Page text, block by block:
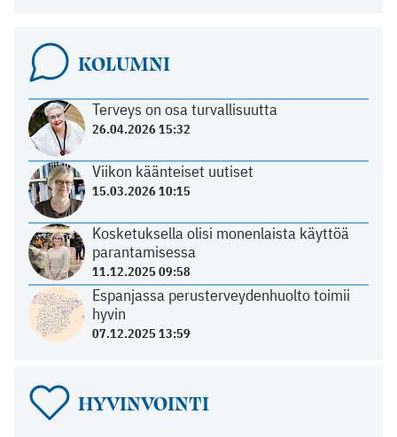
KOLUMNI
Terveys on osa turvallisuutta
26.04.2026 15:32
Viikon käänteiset uutiset
15.03.2026 10:15
Kosketuksella olisi monenlaista käyttöä
parantamisessa
11.12.2025 09:58
Espanjassa perusterveydenhuolto toimii
hyvin
07.12.2025 13:59
HYVINVOINTI